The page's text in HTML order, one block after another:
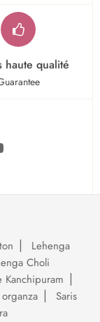
haute qualité
Lehenga
Choli
Kanchipuram
Saris